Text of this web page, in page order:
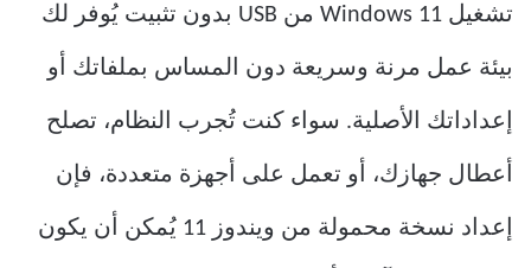
تشغيل Windows 11 من USB بدون تثبيت يُوفر لك
بيئة عمل مرنة وسريعة دون المساس بملفاتك أو
إعداداتك الأصلية. سواء كنت تُجرب النظام، تصلح
أعطال جهازك، أو تعمل على أجهزة متعددة، فإن
إعداد نسخة محمولة من ويندوز 11 يُمكن أن يكون